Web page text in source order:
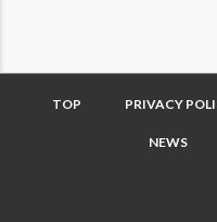
TOP PRIVACY
NEWS